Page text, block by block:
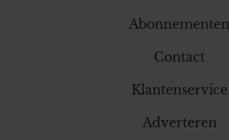
Abonnementen
Contact
Klantenservice
Adverteren